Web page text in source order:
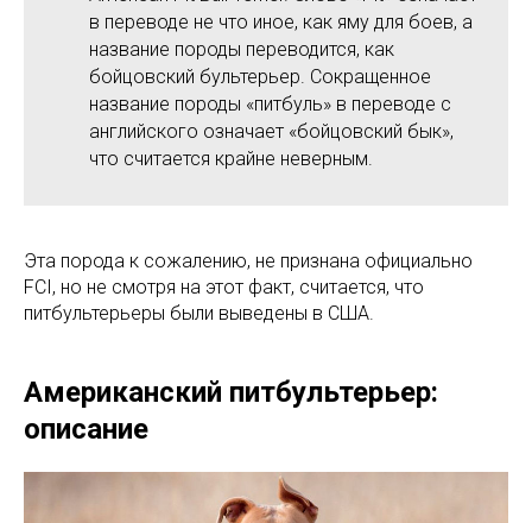
в переводе не что иное, как яму для боев, а
название породы переводится, как
бойцовский бультерьер. Сокращенное
название породы «питбуль» в переводе с
английского означает «бойцовский бык»,
что считается крайне неверным.
Эта порода к сожалению, не признана официально
FCI, но не смотря на этот факт, считается, что
питбультерьеры были выведены в США.
Американский питбультерьер:
описание